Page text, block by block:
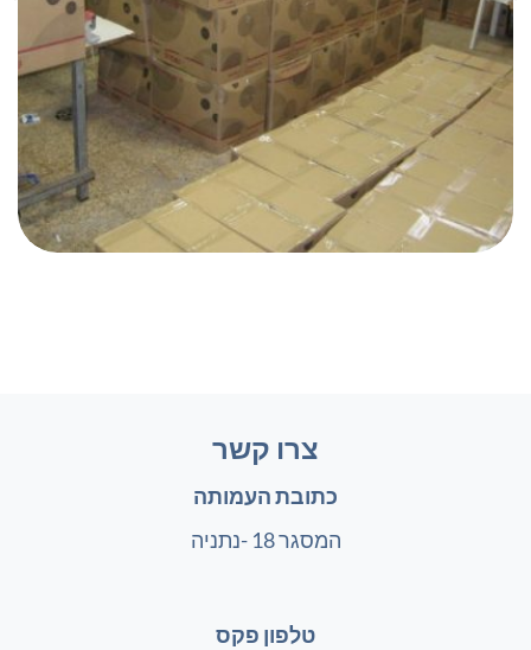
צרו קשר
כתובת העמותה
המסגר 18 -נתניה
טלפון פקס